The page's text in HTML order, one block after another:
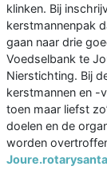
klinken. Bij
kerstmannenpak
gaan naar drie
Voedselbank te
Nierstichting. Bij
kerstmannen en -
toen maar liefst
doelen en de
worden